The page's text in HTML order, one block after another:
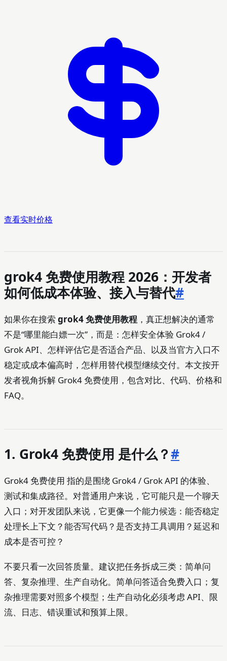
查看实时价格
grok4 免费使用教程 2026：开发者
如何低成本体验、接入与替代#
如果你在搜索 grok4 免费使用教程 ，真正想解决的通常
不是“哪里能白嫖一次”，而是：怎样安全体验 Grok4 /
Grok API、怎样评估它是否适合产品、以及当官方入口不
稳定或成本偏高时，怎样用替代模型继续交付。本文按开
发者视角拆解 Grok4 免费使用，包含对比、代码、价格和
FAQ。
1. Grok4 免费使用 是什么？#
Grok4 免费使用 指的是围绕 Grok4 / Grok API 的体验、
测试和集成路径。对普通用户来说，它可能只是一个聊天
入口；对开发团队来说，它更像一个能力候选：能否稳定
处理长上下文？能否写代码？是否支持工具调用？延迟和
成本是否可控？
不要只看一次回答质量。建议把任务拆成三类：简单问
答、复杂推理、生产自动化。简单问答适合免费入口；复
杂推理需要对照多个模型；生产自动化必须考虑 API、限
流、日志、错误重试和预算上限。